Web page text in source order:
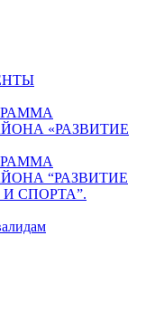
«РАЗВИТИЕ
“РАЗВИТИЕ
СПОРТА”.